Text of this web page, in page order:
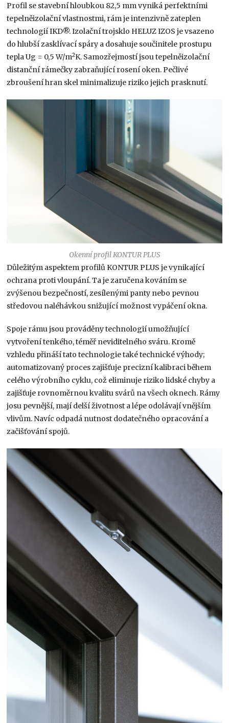
Profil se stavební hloubkou 82,5 mm vyniká perfektními
tepelněizolační vlastnostmi, rám je intenzivně zateplen
technologií IKD®. Izolační trojsklo HELUZ IZOS je vsazeno
do hlubší zasklívací spáry a dosahuje součinitele prostupu
tepla Ug = 0,5 W/m2K. Samozřejmostí jsou tepelněizolační
distanční rámečky zabraňující rosení oken. Pečlivé
zbroušení hran skel minimalizuje riziko jejich prasknutí.
Okenní profil KONTUR PLUS
Důležitým aspektem profilů KONTUR PLUS je vynikající
ochrana proti vloupání. Ta je zaručena kováním se
zvýšenou bezpečností, zesílenými panty nebo pevnou
středovou naléhávkou snižující možnost vypáčení okna.
Spoje rámu jsou prováděny technologií umožňující
vytvoření tenkého, téměř neviditelného sváru. Kromě
vzhledu přináší tato technologie také technické výhody;
automatizovaný proces zajišťuje precizní kalibraci během
celého výrobního cyklu, což eliminuje riziko lidské chyby a
zajišťuje rovnoměrnou kvalitu svárů na všech oknech. Rámy
josu pevnější, mají delší životnost a lépe odolávají vnějším
vlivům. Navíc odpadá nutnost dodatečného opracování a
začišťování spojů.